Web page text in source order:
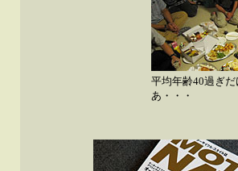
平均年齢40過ぎ
あ・・・